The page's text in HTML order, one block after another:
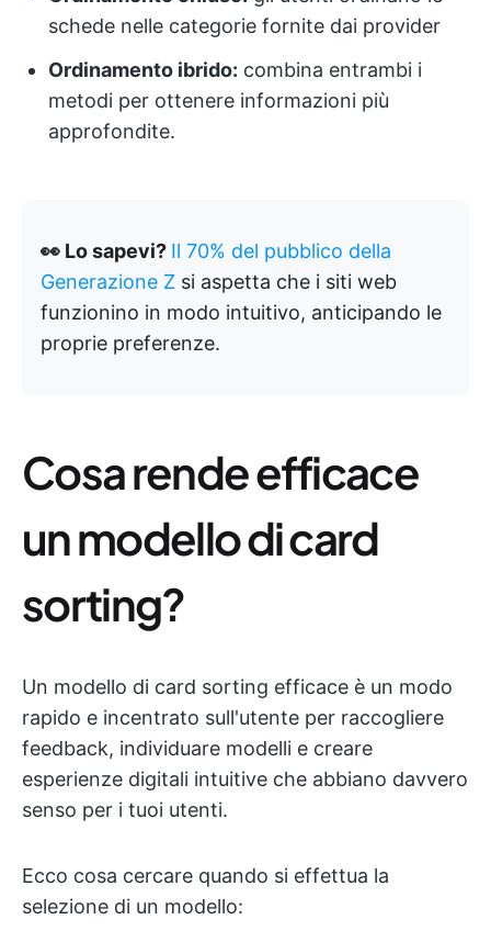
schede nelle categorie fornite dai provider
Ordinamento ibrido: combina entrambi i
metodi per ottenere informazioni più
approfondite.
👀 Lo sapevi? Il 70% del pubblico della
Generazione Z si aspetta che i siti web
funzionino in modo intuitivo, anticipando le
proprie preferenze.
Cosa rende efficace
un modello di card
sorting?
Un modello di card sorting efficace è un modo
rapido e incentrato sull'utente per raccogliere
feedback, individuare modelli e creare
esperienze digitali intuitive che abbiano davvero
senso per i tuoi utenti.
Ecco cosa cercare quando si effettua la
selezione di un modello: